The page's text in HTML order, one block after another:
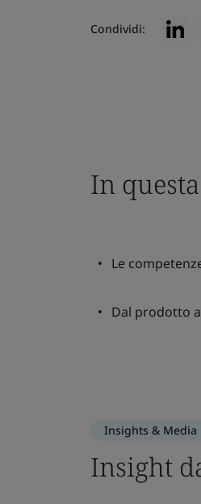
Condividi:
In
Le
Dal prodotto
Insights & Media
Insight